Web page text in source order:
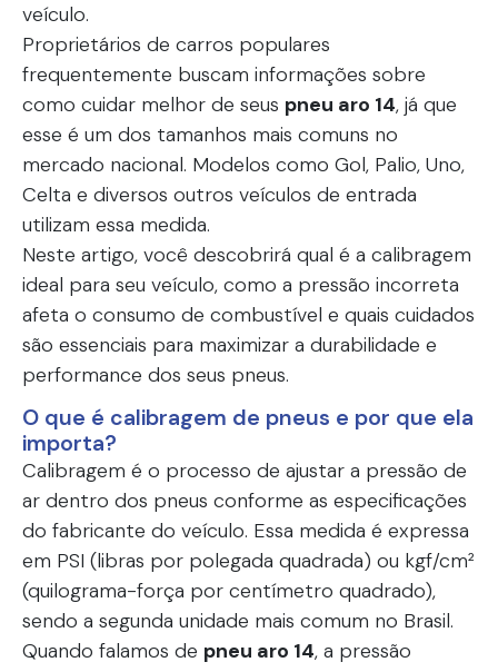
veículo.
Proprietários de carros populares
frequentemente buscam informações sobre
como cuidar melhor de seus pneu aro 14, já que
esse é um dos tamanhos mais comuns no
mercado nacional. Modelos como Gol, Palio, Uno,
Celta e diversos outros veículos de entrada
utilizam essa medida.
Neste artigo, você descobrirá qual é a calibragem
ideal para seu veículo, como a pressão incorreta
afeta o consumo de combustível e quais cuidados
são essenciais para maximizar a durabilidade e
performance dos seus pneus.
O que é calibragem de pneus e por que ela
importa?
Calibragem é o processo de ajustar a pressão de
ar dentro dos pneus conforme as especificações
do fabricante do veículo. Essa medida é expressa
em PSI (libras por polegada quadrada) ou kgf/cm²
(quilograma-força por centímetro quadrado),
sendo a segunda unidade mais comum no Brasil.
Quando falamos de pneu aro 14, a pressão